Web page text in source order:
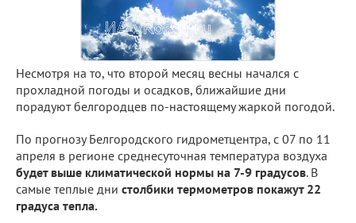
Несмотря на то, что второй месяц весны начался с
прохладной погоды и осадков, ближайшие дни
порадуют белгородцев по-настоящему жаркой погодой.
По прогнозу Белгородского гидрометцентра, с 07 по 11
апреля в регионе среднесуточная температура воздуха
будет выше климатической нормы на 7-9 градусов. В
самые теплые дни столбики термометров покажут 22
градуса тепла.